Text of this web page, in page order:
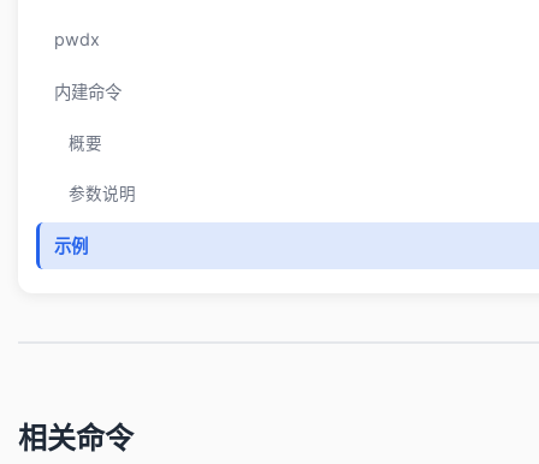
pwdx
内建命令
概要
参数说明
示例
相关命令